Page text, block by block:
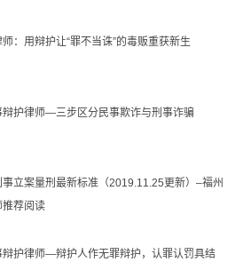
：用辩护让“罪不当诛”的毒贩重获新生
辩护律师—三步区分民事欺诈与刑事诈骗
事立案量刑最新标准（2019.11.25更新）–福州
推荐阅读
辩护律师—辩护人作无罪辩护，认罪认罚具结